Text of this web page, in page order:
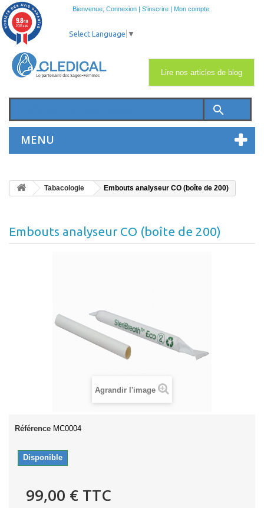
Bienvenue, Connexion | S'inscrire | Mon compte
search
MENU
Lire nos articles de blog
Select Language ▼
Tabacologie Embouts analyseur CO (boîte de 200)
Embouts analyseur CO (boîte de 200)
Agrandir l'image
Référence MC0004
Disponible
99,00 € TTC
9.8/10
2033 avis